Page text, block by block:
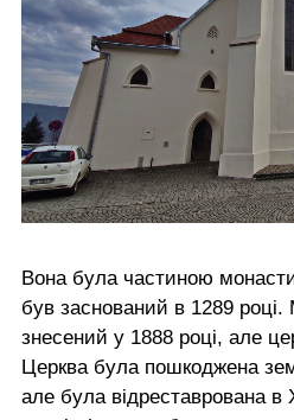
Вона була частиною
був заснований в 1289
знесений у 1888 році, але
Церква була пошкоджена
але була відреставрована в